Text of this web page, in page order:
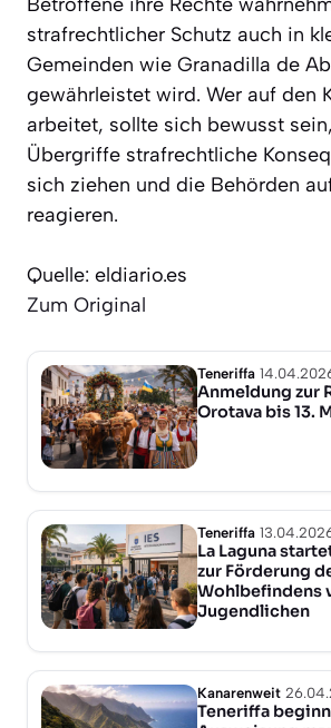
strafrechtlicher Schutz auch in
Gemeinden wie Granadilla de
gewährleistet wird. Wer auf den
arbeitet, sollte sich bewusst
Übergriffe strafrechtliche
sich ziehen und die Behörden
reagieren.
Quelle: eldiario.es
Zum Original
Teneriffa
Anmeldung zur
Orotava bis 13.
Teneriffa
La Laguna
zur Förderung
Wohlbefindens
Jugendlichen
Kanarenweit
Teneriffa